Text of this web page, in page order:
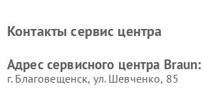
Контакты сервис центра
Адрес сервисного центра Braun:
г. Благовещенск, ул. Шевченко, 85